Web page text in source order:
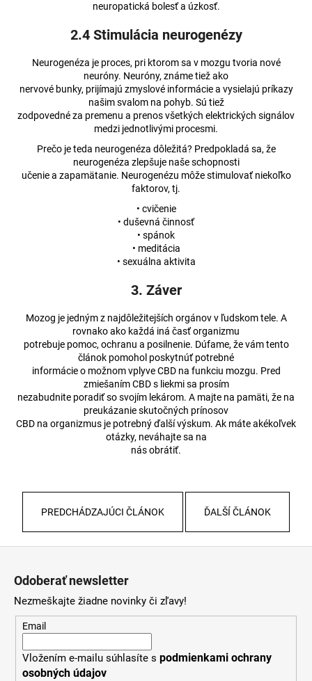
neuropatická bolesť a úzkosť.
2.4 Stimulácia neurogenézy
Neurogenéza je proces, pri ktorom sa v mozgu tvoria nové
neuróny. Neuróny, známe tiež ako
nervové bunky, prijímajú zmyslové informácie a vysielajú príkazy
našim svalom na pohyb. Sú tiež
zodpovedné za premenu a prenos všetkých elektrických signálov
medzi jednotlivými procesmi.
Prečo je teda neurogenéza dôležitá? Predpokladá sa, že
neurogenéza zlepšuje naše schopnosti
učenie a zapamätanie. Neurogenézu môže stimulovať niekoľko
faktorov, tj.
• cvičenie
• duševná činnosť
• spánok
• meditácia
• sexuálna aktivita
3. Záver
Mozog je jedným z najdôležitejších orgánov v ľudskom tele. A
rovnako ako každá iná časť organizmu
potrebuje pomoc, ochranu a posilnenie. Dúfame, že vám tento
článok pomohol poskytnúť potrebné
informácie o možnom vplyve CBD na funkciu mozgu. Pred
zmiešaním CBD s liekmi sa prosím
nezabudnite poradiť so svojím lekárom. A majte na pamäti, že na
preukázanie skutočných prínosov
CBD na organizmus je potrebný ďalší výskum. Ak máte akékoľvek
otázky, neváhajte sa na
nás obrátiť.
PREDCHÁDZAJÚCI ČLÁNOK ĎALŠÍ ČLÁNOK
Odoberať newsletter
Nezmeškajte žiadne novinky či zľavy!
Email
Vložením e-mailu súhlasíte s podmienkami ochrany
osobných údajov